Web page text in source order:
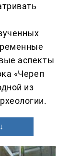
аспекты
«Череп
из